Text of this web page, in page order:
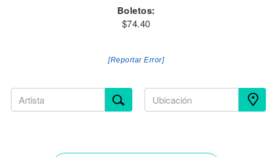
Boletos:
$74.40
[Reportar Error]